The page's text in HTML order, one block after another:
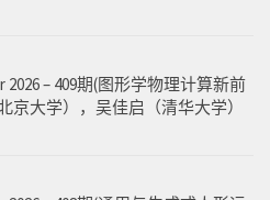
2026 – 409期(图形学物理计算新前
京大学），吴佳启（清华大学）